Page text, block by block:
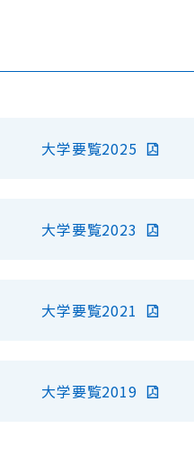
大学要覧2025
大学要覧2023
大学要覧2021
大学要覧2019